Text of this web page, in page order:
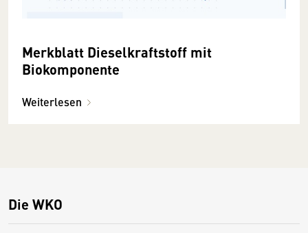
Merkblatt Dieselkraftstoff mit
Biokomponente
Weiterlesen
Die WKO